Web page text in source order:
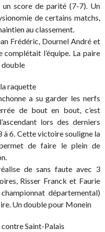
score de parité (7-7). Un
de certains matchs,
au classement.
Frédéric, Dournel André et
complétait l’équipe. La paire
double
raquette
a su garder les nerfs
de bout en bout, c’est
lors des derniers
à 6. Cette victoire souligne la
de faire le plein de
de sans faute avec 3
Risser Franck et Faurie
départemental)
Un double pour Monein
contre Saint-Palais